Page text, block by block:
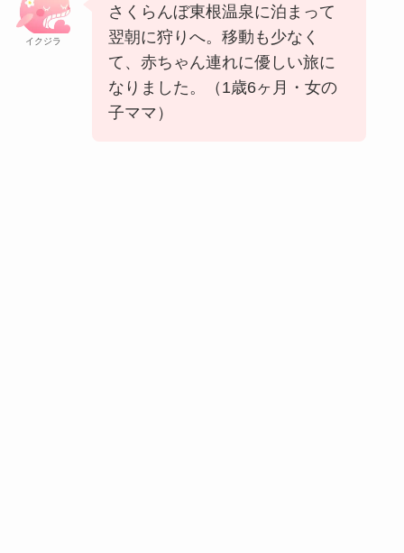
イクジラ
さくらんぼ東根温泉に泊まって
翌朝に狩りへ。移動も少なく
て、赤ちゃん連れに優しい旅に
なりました。（1歳6ヶ月・女の
子ママ）